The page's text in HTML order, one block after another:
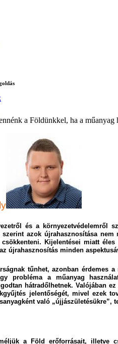
a Földünkkel, ha a
és a környezetvédelemről
azok újrahasznosítása
Kijelentései miatt
újrahasznosítás minden
tűnhet, azonban
probléma a műanyag
hátradőlhetnek. Valójában
jelentőségét, mivel ezek
való „újjászületésükre”,
a Föld erőforrásait, illetve